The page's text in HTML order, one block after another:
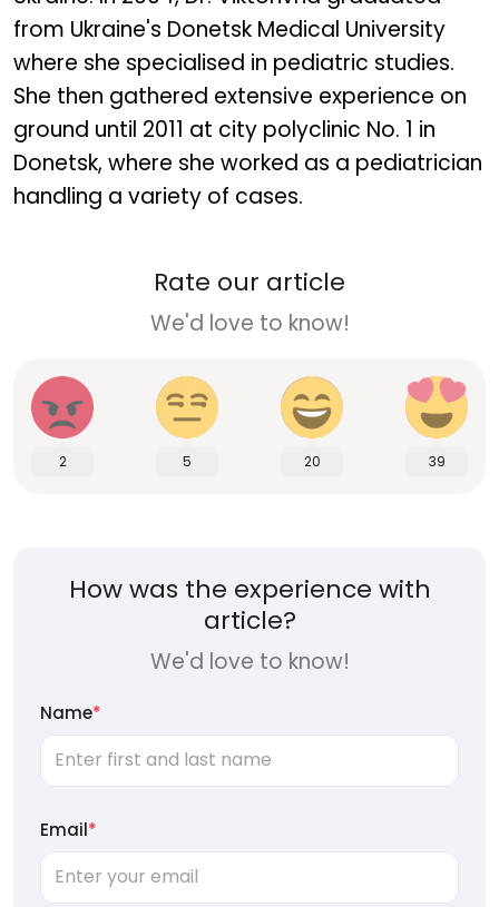
from Ukraine's Donetsk Medical University
where she specialised in pediatric studies.
She then gathered extensive experience on
ground until 2011 at city polyclinic No. 1 in
Donetsk, where she worked as a pediatrician
handling a variety of cases.
Rate our article
We'd love to know!
2 5 20 39
How was the experience with
article?
We'd love to know!
Name*
Email*